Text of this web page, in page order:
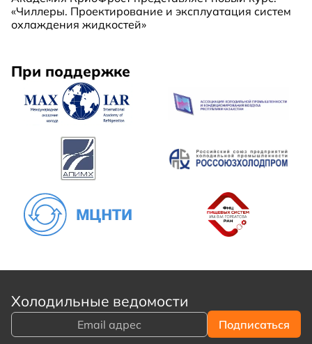
«Чиллеры. Проектирование и эксплуатация систем
охлаждения жидкостей»
При поддержке
Холодильные ведомости